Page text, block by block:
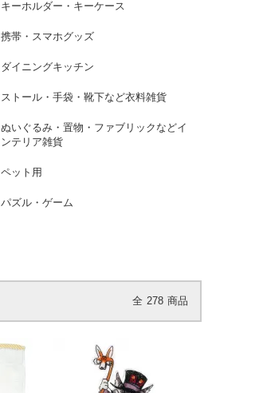
キーホルダー・キーケース
携帯・スマホグッズ
ダイニングキッチン
ストール・手袋・靴下など衣料雑貨
ぬいぐるみ・置物・ファブリックなどイ
ンテリア雑貨
ペット用
パズル・ゲーム
全 278 商品